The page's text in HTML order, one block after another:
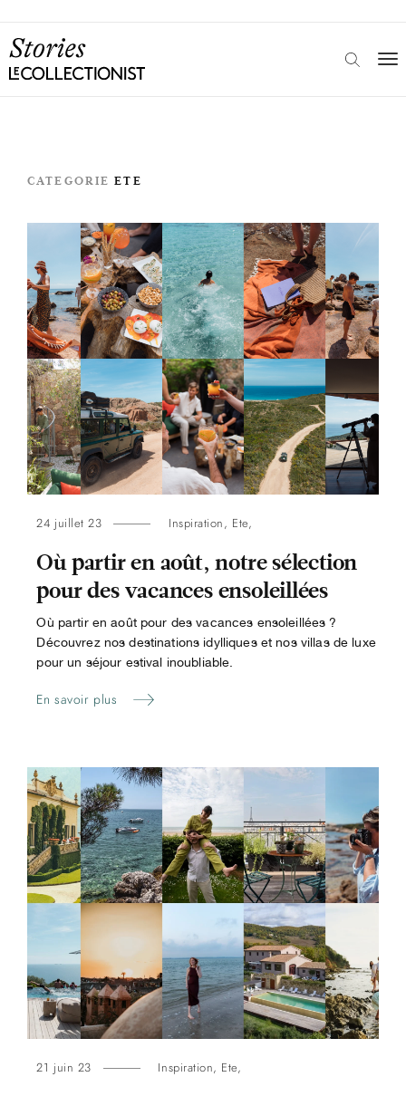
CATEGORIEETE
24 juillet 23 Inspiration, Ete,
Où partir en août, notre sélection
pour des vacances ensoleillées
Où partir en août pour des vacances ensoleillées ?
Découvrez nos destinations idylliques et nos villas de luxe
pour un séjour estival inoubliable.
En savoir plus
21 juin 23 Inspiration, Ete,